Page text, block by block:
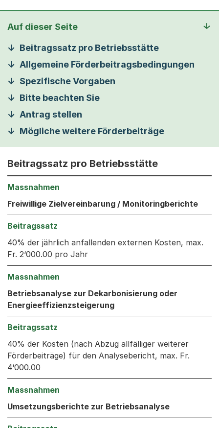
Auf dieser Seite
Beitragssatz pro Betriebsstätte
Allgemeine Förderbeitragsbedingungen
Spezifische Vorgaben
Bitte beachten Sie
Antrag stellen
Mögliche weitere Förderbeiträge
Beitragssatz pro Betriebsstätte
Freiwillige Zielvereinbarung / Monitoringberichte
40% der jährlich anfallenden externen Kosten, max.
Fr. 2‘000.00 pro Jahr
Betriebsanalyse zur Dekarbonisierung oder
Energieeffizienzsteigerung
40% der Kosten (nach Abzug allfälliger weiterer
Förderbeiträge) für den Analysebericht, max. Fr.
4‘000.00
Umsetzungsberichte zur Betriebsanalyse